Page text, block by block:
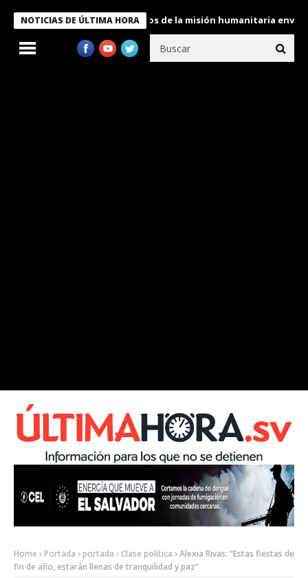
NOTICIAS DE ÚLTIMA HORA
condecora a miembros de la misión humanitaria enviada a
Home Portada portada Clase política
Alexia Rivas: “Estas fiestas de
fin de año, estarán llenas de tranquilidad y paz”